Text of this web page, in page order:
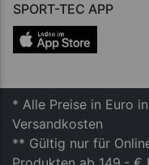
SPORT-TEC APP
* Alle Preise in Euro
Versandkosten
** Gültig nur für